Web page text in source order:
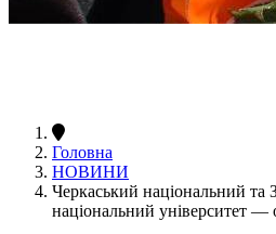
Головна
НОВИНИ
Черкаський національний та
національний університет —